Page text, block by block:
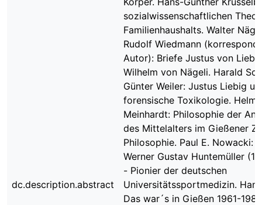
dc.description.abstract
sozialwissenschaftlichen
Familienhaushalts. Walter
Rudolf Wiedmann
Autor): Briefe Justus von
Wilhelm von Nägeli. Harald
Günter Weiler: Justus Liebig
forensische Toxikologie.
Meinhardt: Philosophie der
des Mittelalters im Gießener
Philosophie. Paul E. Nowacki:
Werner Gustav Huntemüller
- Pionier der deutschen
Universitätssportmedizin.
Das war´s in Gießen 1961-